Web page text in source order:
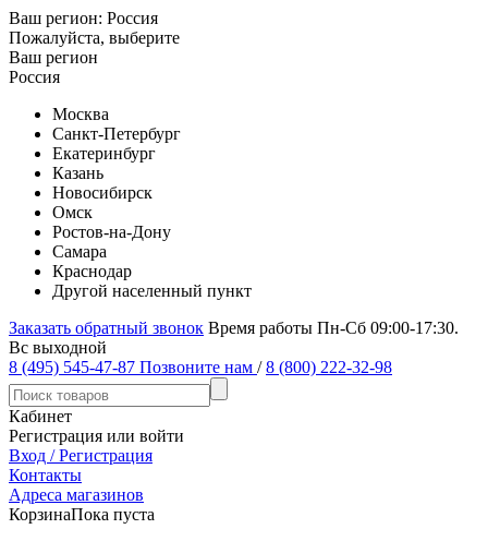
Ваш регион: Россия
Пожалуйста, выберите
Ваш регион
Россия
Москва
Санкт-Петербург
Екатеринбург
Казань
Новосибирск
Омск
Ростов-на-Дону
Самара
Краснодар
Другой населенный пункт
Заказать обратный звонок Время работы Пн-Сб 09:00-17:30.
Вс выходной
8 (495) 545-47-87 Позвоните нам / 8 (800) 222-32-98
Кабинет
Регистрация или войти
Вход / Регистрация
Контакты
Адреса магазинов
КорзинаПока пуста